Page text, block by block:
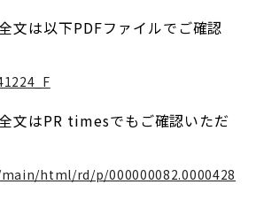
文は以下PDFファイルでご確認
文はPR timesでもご確認いただ
html/rd/p/000000082.0000428